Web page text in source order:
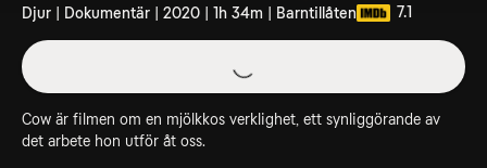
Djur | Dokumentär | 2020 | 1h 34m | Barntillåten 7.1
Cow är filmen om en mjölkkos verklighet, ett synliggörande av
det arbete hon utför åt oss.